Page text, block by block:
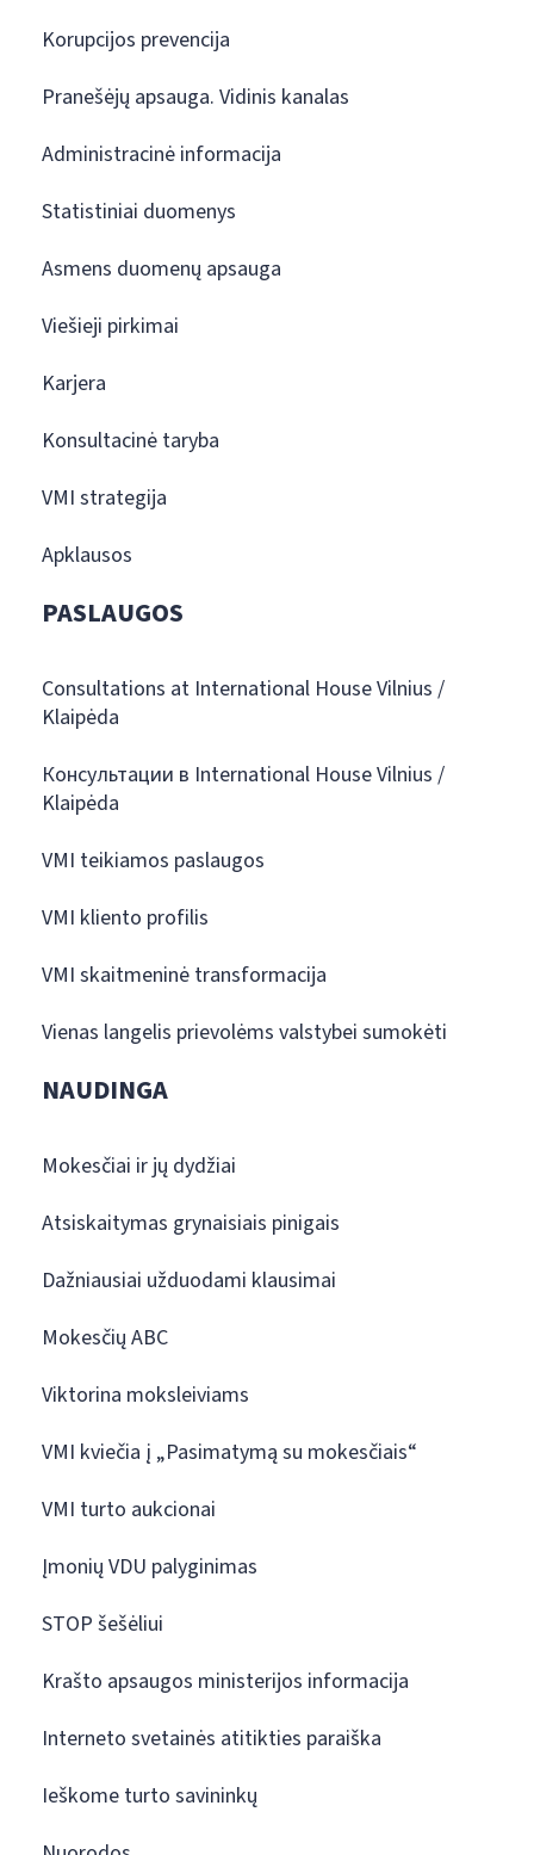
Korupcijos prevencija
Pranešėjų apsauga. Vidinis kanalas
Administracinė informacija
Statistiniai duomenys
Asmens duomenų apsauga
Viešieji pirkimai
Karjera
Konsultacinė taryba
VMI strategija
Apklausos
PASLAUGOS
Consultations at International House Vilnius /
Klaipėda
Консультации в International House Vilnius /
Klaipėda
VMI teikiamos paslaugos
VMI kliento profilis
VMI skaitmeninė transformacija
Vienas langelis prievolėms valstybei sumokėti
NAUDINGA
Mokesčiai ir jų dydžiai
Atsiskaitymas grynaisiais pinigais
Dažniausiai užduodami klausimai
Mokesčių ABC
Viktorina moksleiviams
VMI kviečia į „Pasimatymą su mokesčiais“
VMI turto aukcionai
Įmonių VDU palyginimas
STOP šešėliui
Krašto apsaugos ministerijos informacija
Interneto svetainės atitikties paraiška
Ieškome turto savininkų